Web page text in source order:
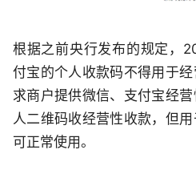
根据之前央行发布的规定，
付宝的个人收款码不得用于
求商户提供微信、支付宝经
人二维码收经营性收款，但
可正常使用。